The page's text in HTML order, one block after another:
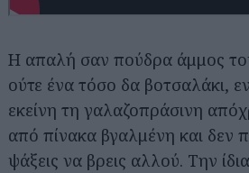
Η απαλή σαν πούδρα άμμος του
ούτε ένα τόσο δα βοτσαλάκι,
εκείνη τη γαλαζοπράσινη
από πίνακα βγαλμένη και δεν
ψάξεις να βρεις αλλού. Την